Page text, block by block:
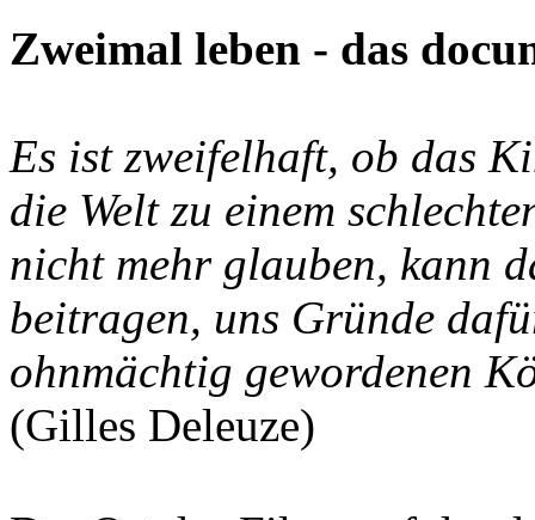
Zweimal leben - das
Es ist zweifelhaft, ob das
die Welt zu einem
nicht mehr glauben, kann
beitragen, uns Gründe
ohnmächtig gewordenen
(Gilles Deleuze)